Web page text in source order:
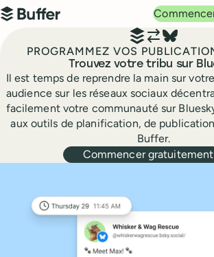
Navigation principale
Buffer
PROGRAMMEZ VOS
Trouvez votre tribu sur
Il est temps de reprendre la main sur
audience sur les réseaux sociaux
facilement votre communauté sur
aux outils de planification, de publication
Buffer.
Commencer gratuitement